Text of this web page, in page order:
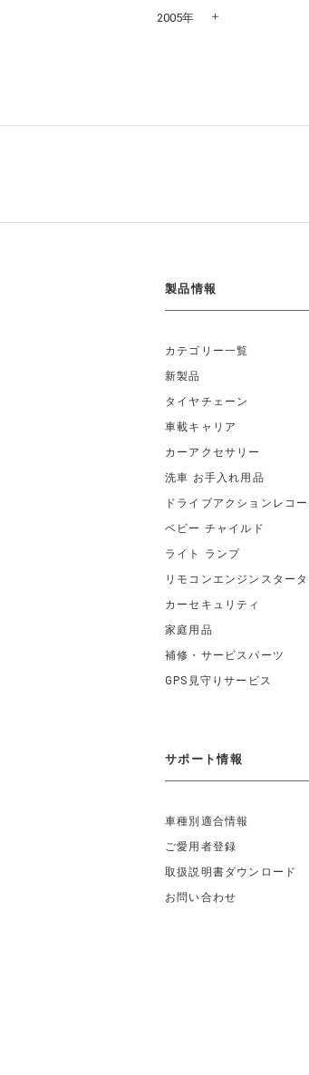
2005年
製品情報
カテゴリー一覧
新製品
タイヤチェーン
車載キャリア
カーアクセサリー
洗車 お手入れ用品
ドライブアクションレコ
ベビー チャイルド
ライト ランプ
リモコンエンジンスタータ
カーセキュリティ
家庭用品
補修・サービスパーツ
GPS見守りサービス
サポート情報
車種別適合情報
ご愛用者登録
取扱説明書ダウンロード
お問い合わせ